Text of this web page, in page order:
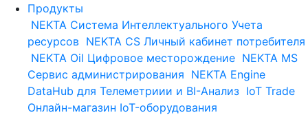
Продукты
NEKTA Система Интеллектуального Учета
ресурсов NEKTA CS Личный кабинет потребителя
NEKTA Oil Цифровое месторождение NEKTA MS
Сервис администрирования NEKTA Engine
DataHub для Телеметриии и BI-Анализ IoT Trade
Онлайн-магазин IoT-оборудования